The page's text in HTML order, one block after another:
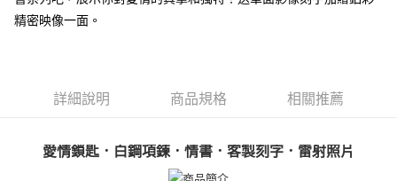
２．便利：只要手機號碼，簡訊認證，即可結帳。
３．安心：先確認商品／服務後，再付款。
結帳頁面，進行簡訊認證並確認金額後，即可完成結帳。
２．訂單成立數日內，您將收到繳費通知簡訊。
※ 請注意：結帳手續完成當下不需立刻繳費，但若您需要取消訂單，請聯絡
購買商品的店家。未經商家同意取消之訂單仍視為有效，需透過AFTEE先享
免運費
精密映像一面。
詳細說明 商品規格 相關推薦
愛情鎖匙．白鋼項鍊．情書．客製刻字．雷射照片